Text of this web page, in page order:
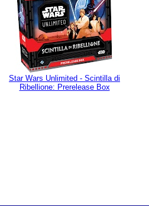
Star Wars Unlimited - Scintilla di
Ribellione: Prerelease Box